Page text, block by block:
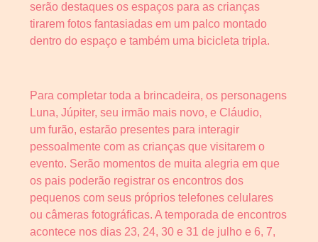
serão destaques os espaços para as crianças
tirarem fotos fantasiadas em um palco montado
dentro do espaço e também uma bicicleta tripla.
Para completar toda a brincadeira, os personagens
Luna, Júpiter, seu irmão mais novo, e Cláudio,
um furão, estarão presentes para interagir
pessoalmente com as crianças que visitarem o
evento. Serão momentos de muita alegria em que
os pais poderão registrar os encontros dos
pequenos com seus próprios telefones celulares
ou câmeras fotográficas. A temporada de encontros
acontece nos dias 23, 24, 30 e 31 de julho e 6, 7,